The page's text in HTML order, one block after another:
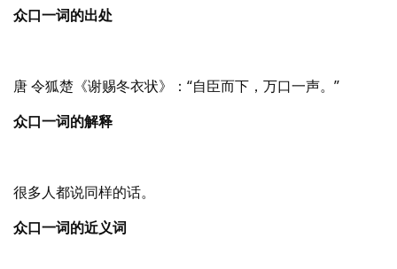
众口一词的出处
唐 令狐楚《谢赐冬衣状》：“自臣而下，万口一声。”
众口一词的解释
很多人都说同样的话。
众口一词的近义词